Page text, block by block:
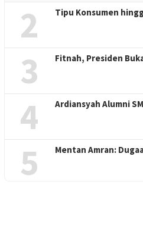
2 Tipu Konsumen
3 Fitnah, Presiden
4 Ardiansyah Alumni
5 Mentan Amran: